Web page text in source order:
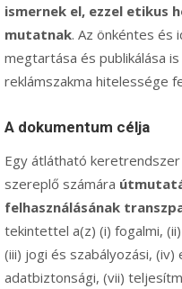
ismernek el, ezzel etikus
mutatnak. Az önkéntes és
megtartása és publikálása
reklámszakma hitelessége
A dokumentum célja
Egy átlátható
szereplő számára
felhasználásának
tekintettel a(z) (i) fogalmi,
(iii) jogi és szabályozási, (iv)
adatbiztonsági, (vii)